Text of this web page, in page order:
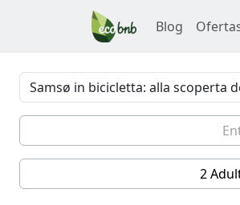
Blog
2